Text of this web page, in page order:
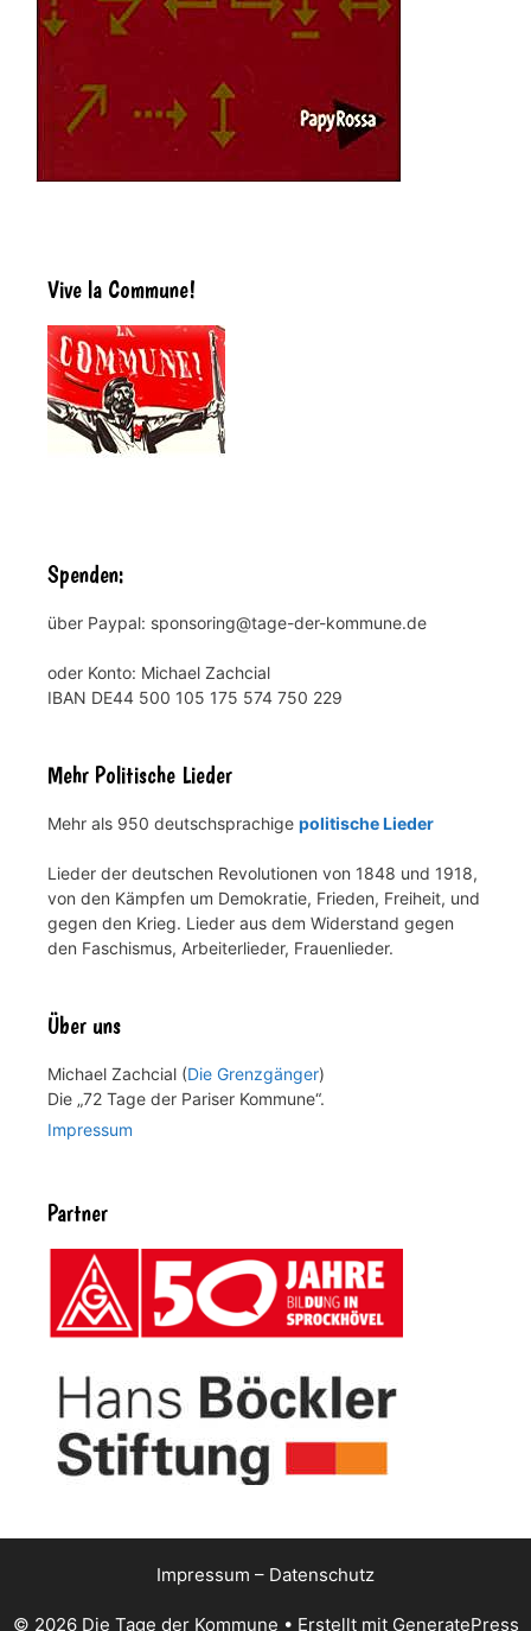
Vive la Commune!
Spenden:
über Paypal: sponsoring@tage-der-kommune.de
oder Konto: Michael Zachcial
IBAN DE44 500 105 175 574 750 229
Mehr Politische Lieder
Mehr als 950 deutschsprachige politische Lieder
Lieder der deutschen Revolutionen von 1848 und 1918,
von den Kämpfen um Demokratie, Frieden, Freiheit, und
gegen den Krieg. Lieder aus dem Widerstand gegen
den Faschismus, Arbeiterlieder, Frauenlieder.
Über uns
Michael Zachcial (Die Grenzgänger)
Die „72 Tage der Pariser Kommune“.
Impressum
Partner
Impressum – Datenschutz
© 2026 Die Tage der Kommune • Erstellt mit GeneratePress